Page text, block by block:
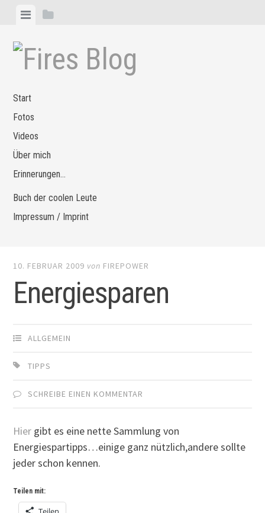
Zum
springen
MenüSeitenleiste
Start
Fotos
Videos
Über mich
Erinnerungen…
Buch der coolen Leute
Impressum / Imprint
10. FEBRUAR 2009 von FIREPOWER
Energiesparen
ALLGEMEIN
TIPPS
SCHREIBE EINEN KOMMENTAR
Hier gibt es eine nette Sammlung von
Energiespartipps…einige ganz nützlich,andere sollte
jeder schon kennen.
Teilen mit: